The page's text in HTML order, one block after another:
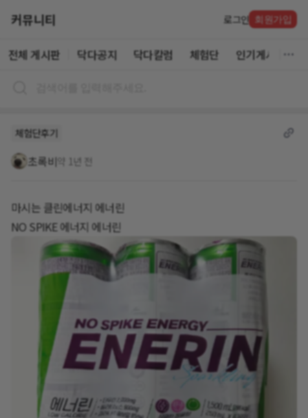
커뮤니티 로그인 회원가입
전체 게시판 닥다공지 닥다칼럼 체험단 인기게시글
체험단후기
초록비 약 1년 전
마시는 클린에너지 에너린
NO SPIKE 에너지 에너린